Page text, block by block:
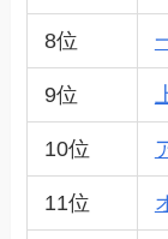
8位
9位
10位
11位